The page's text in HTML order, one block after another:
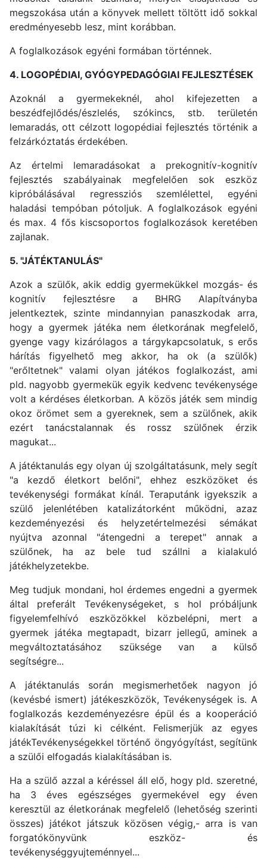
megszokása után a könyvek mellett töltött idő sokkal
eredményesebb lesz, mint korábban.
A foglalkozások egyéni formában történnek.
4. LOGOPÉDIAI, GYÓGYPEDAGÓGIAI FEJLESZTÉSEK
Azoknál a gyermekeknél, ahol kifejezetten a
beszédfejlődés/észlelés, szókincs, stb. területén
lemaradás, ott célzott logopédiai fejlesztés történik a
felzárkóztatás érdekében.
Az értelmi lemaradásokat a prekognitív-kognitív
fejlesztés szabályainak megfelelően sok eszköz
kipróbálásával regressziós szemlélettel, egyéni
haladási tempóban pótoljuk. A foglalkozások egyéni
és max. 4 fős kiscsoportos foglalkozások keretében
zajlanak.
5. "JÁTÉKTANULÁS"
Azok a szülők, akik eddig gyermekükkel mozgás- és
kognitív fejlesztésre a BHRG Alapítványba
jelentkeztek, szinte mindannyian panaszkodak arra,
hogy a gyermek játéka nem életkorának megfelelő,
gyenge vagy kizárólagos a tárgykapcsolatuk, s erős
hárítás figyelhető meg akkor, ha ok (a szülők)
"erőltetnek" valami olyan játékos foglalkozást, ami
pld. nagyobb gyermekük egyik kedvenc tevékenysége
volt a kérdéses életkorban. A közös játék sem mindig
okoz örömet sem a gyereknek, sem a szülőnek, akik
ezért tanácstalannak és rossz szülőnek érzik
magukat...
A játéktanulás egy olyan új szolgáltatásunk, mely segít
"a kezdő életkort belőni", ehhez eszközöket és
tevékenységi formákat kínál. Teraputánk igyekszik a
szülő jelenlétében katalizátorként működni, azaz
kezdeményezési és helyzetértelmezési sémákat
nyújtva azonnal "átengedni a terepet" annak a
szülőnek, ha az bele tud szállni a kialakuló
játékhelyzetekbe.
Meg tudjuk mondani, hol érdemes engedni a gyermek
által preferált Tevékenységeket, s hol próbáljunk
figyelemfelhívó eszközökkel közbelépni, mert a
gyermek játéka megtapadt, bizarr jellegű, aminek a
megváltoztatásához szüksége van a külső
segítségre...
A játéktanulás során megismerhetőek nagyon jó
(kevésbé ismert) játékeszközök, Tevékenységek is. A
foglalkozás kezdeményezésre épül és a kooperáció
kialakítását túzi ki célként. Felismerjük az egyes
játékTevékenységekkel történő öngyógyítást, segítünk
a szülői elfogadás kialakításában is.
Ha a szülő azzal a kéréssel áll elő, hogy pld. szeretné,
ha 3 éves egészséges gyermekével egy éven
keresztül az életkorának megfelelő (lehetőség szerinti
összes) játékot játszuk közösen végig,- arra is van
forgatókönyvünk eszköz- és
tevékenységgyujteménnyel...